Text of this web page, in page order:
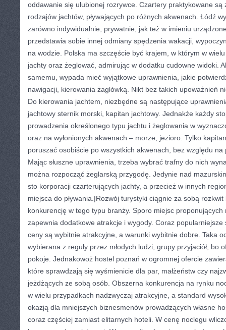
oddawanie się ulubionej rozrywce. Czartery praktykowane są
rodzajów jachtów, pływających po różnych akwenach. Łódź
zarówno indywidualnie, prywatnie, jak też w imieniu
przedstawia sobie innej odmiany spędzenia wakacji,
na wodzie. Polska ma szczęście być krajem, w którym w
jachty oraz żeglować, admirując w dodatku cudowne widoki.
samemu, wypada mieć wyjątkowe uprawnienia, jakie
nawigacji, kierowania żaglówką. Nikt bez takich upoważnień
Do kierowania jachtem, niezbędne są następujące
jachtowy sternik morski, kapitan jachtowy. Jednakże każdy
prowadzenia określonego typu jachtu i żeglowania w
oraz na wyłonionych akwenach – morze, jezioro. Tylko
poruszać osobiście po wszystkich akwenach, bez względu
Mając słuszne uprawnienia, trzeba wybrać trafny do nich
można rozpocząć żeglarską przygodę. Jedynie nad
sto korporacji czarterujących jachty, a przecież w innych
miejsca do pływania.|Rozwój turystyki ciągnie za sobą
konkurencję w tego typu branży. Sporo miejsc proponujących
zapewnia dodatkowe atrakcje i wygody. Coraz
ceny są wybitnie atrakcyjne, a warunki wybitnie dobre. Taka
wybierana z reguły przez młodych ludzi, grupy przyjaciół, bo
pokoje. Jednakowoż hostel poznań w ogromnej ofercie
które sprawdzają się wyśmienicie dla par, małżeństw czy
jeżdżących ze sobą osób. Obszerna konkurencja na rynku
w wielu przypadkach nadzwyczaj atrakcyjne, a standard
okazją dla mniejszych biznesmenów prowadzących własne
coraz częściej zamiast elitarnych hoteli. W cenę noclegu